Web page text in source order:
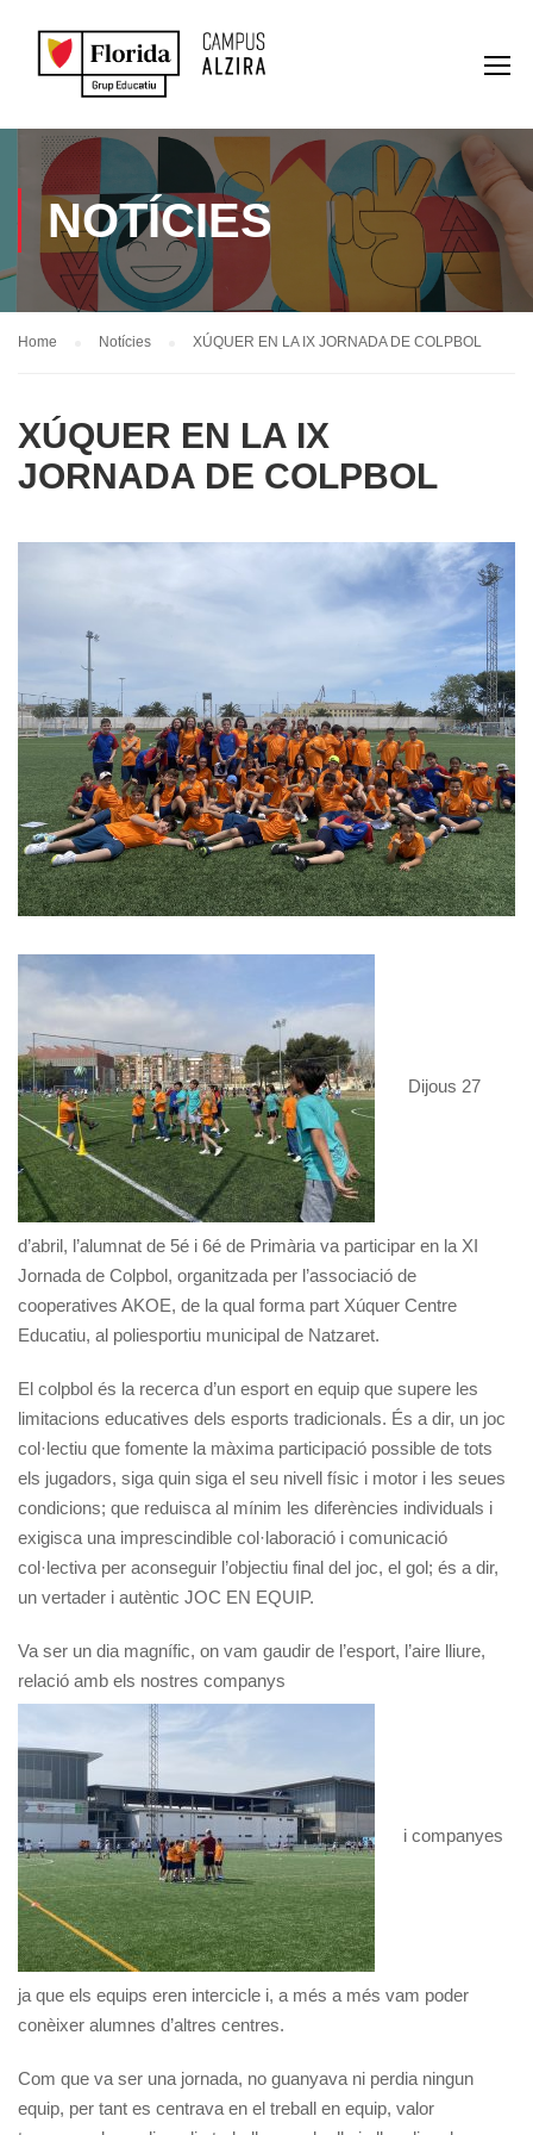
NOTÍCIES
Home Notícies XÚQUER EN LA IX JORNADA DE COLPBOL
XÚQUER EN LA IX
JORNADA DE COLPBOL
Dijous 27
d’abril, l’alumnat de 5é i 6é de Primària va participar en la XI
Jornada de Colpbol, organitzada per l’associació de
cooperatives AKOE, de la qual forma part Xúquer Centre
Educatiu, al poliesportiu municipal de Natzaret.
El colpbol és la recerca d’un esport en equip que supere les
limitacions educatives dels esports tradicionals. És a dir, un joc
col·lectiu que fomente la màxima participació possible de tots
els jugadors, siga quin siga el seu nivell físic i motor i les seues
condicions; que reduisca al mínim les diferències individuals i
exigisca una imprescindible col·laboració i comunicació
col·lectiva per aconseguir l’objectiu final del joc, el gol; és a dir,
un vertader i autèntic JOC EN EQUIP.
Va ser un dia magnífic, on vam gaudir de l’esport, l’aire lliure,
relació amb els nostres companys
i companyes
ja que els equips eren intercicle i, a més a més vam poder
conèixer alumnes d’altres centres.
Com que va ser una jornada, no guanyava ni perdia ningun
equip, per tant es centrava en el treball en equip, valor